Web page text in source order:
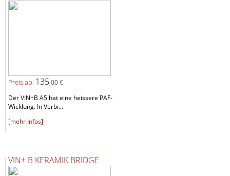
Preis ab: 135,00 €
Der VIN+B A5 hat eine heissere PAF-
Wicklung. In Verbi...
[mehr Infos]
VIN+ B KERAMIK BRIDGE